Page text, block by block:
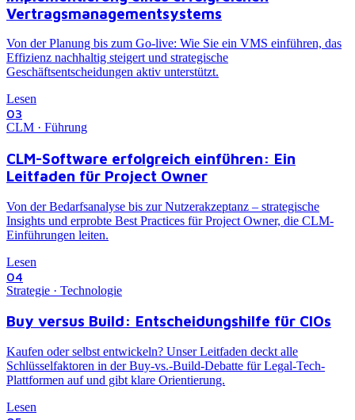
Vertragsmanagementsystems
Von der Planung bis zum Go-live: Wie Sie ein VMS einführen, das
Effizienz nachhaltig steigert und strategische
Geschäftsentscheidungen aktiv unterstützt.
Lesen
03
CLM · Führung
CLM-Software erfolgreich einführen: Ein
Leitfaden für Project Owner
Von der Bedarfsanalyse bis zur Nutzerakzeptanz – strategische
Insights und erprobte Best Practices für Project Owner, die CLM-
Einführungen leiten.
Lesen
04
Strategie · Technologie
Buy versus Build: Entscheidungshilfe für CIOs
Kaufen oder selbst entwickeln? Unser Leitfaden deckt alle
Schlüsselfaktoren in der Buy-vs.-Build-Debatte für Legal-Tech-
Plattformen auf und gibt klare Orientierung.
Lesen